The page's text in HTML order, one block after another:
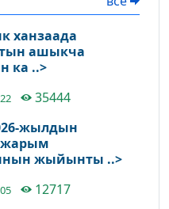
ханзаада
ашыкча
ка ..>
35444
жылдын
жыйынты ..>
12717